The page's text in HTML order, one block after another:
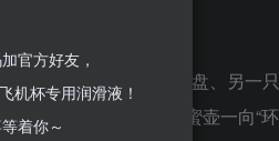
太多。封面蕾姆单手托盘、另一只
体+10ml润滑小袋，蜜壶一向“环
官方好友，
机杯专用润滑液！
着你～